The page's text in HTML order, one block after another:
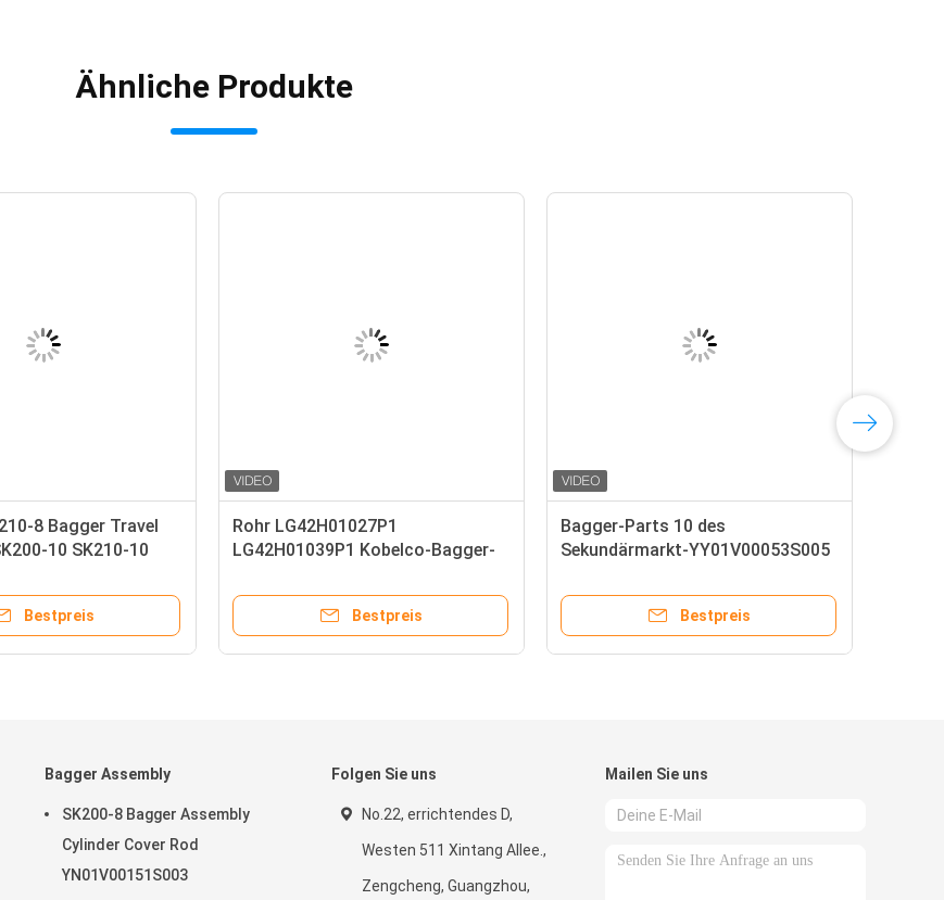
Ähnliche Produkte
8 Bagger Travel
10 SK210-10
YN15V00037
Bestpreis
Rohr LG42H01027P1
LG42H01039P1 Kobelco-Bagger-
Bestpreis
Bagger-Parts 10 des
Sekundärmarkt-YY01V00053S005
Bestpreis
Bagger Assembly
SK200-8 Bagger Assembly
Cylinder Cover Rod
YN01V00151S003
Folgen Sie uns
No.22, errichtendes D,
Westen 511 Xintang Allee.,
Zengcheng, Guangzhou,
Mailen Sie uns